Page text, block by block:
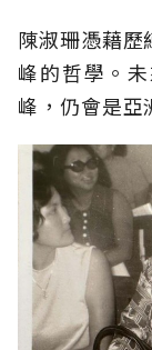
陳淑珊憑藉歷
峰的哲學。
峰，仍會是亞